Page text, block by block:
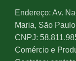
Endereço: Av.
Maria, São
CNPJ:
Comércio e